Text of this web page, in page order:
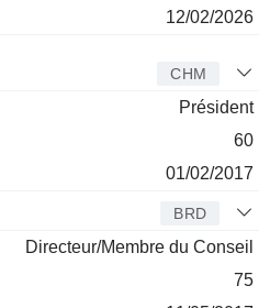
12/02/2026
CHM
Président
60
01/02/2017
BRD
Directeur/Membre du Conseil
75